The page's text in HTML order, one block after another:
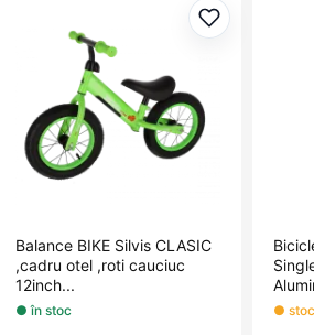
Adaugă la
Balance BIKE Silvis CLASIC
,cadru otel ,roti cauciuc
12inch...
● în stoc ●